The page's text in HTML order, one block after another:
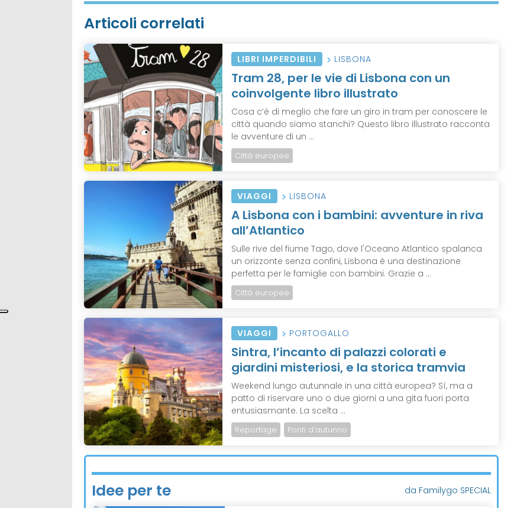
Articoli correlati
LIBRI IMPERDIBILI LISBONA
Tram 28, per le vie di Lisbona con un
coinvolgente libro illustrato
Cosa c’è di meglio che fare un giro in tram per conoscere le
città quando siamo stanchi? Questo libro illustrato racconta
le avventure di un ...
Città europee
VIAGGI LISBONA
A Lisbona con i bambini: avventure in riva
all’Atlantico
Sulle rive del fiume Tago, dove l'Oceano Atlantico spalanca
un orizzonte senza confini, Lisbona è una destinazione
perfetta per le famiglie con bambini. Grazie a ...
Città europee
VIAGGI PORTOGALLO
Sintra, l’incanto di palazzi colorati e
giardini misteriosi, e la storica tramvia
Weekend lungo autunnale in una città europea? Sì, ma a
patto di riservare uno o due giorni a una gita fuori porta
entusiasmante. La scelta ...
Reportage Ponti d'autunno
Idee per te da Familygo SPECIAL